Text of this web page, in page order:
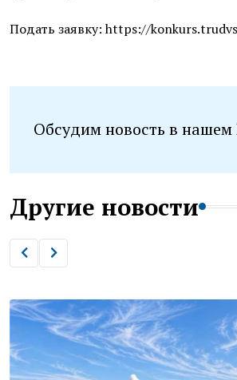
Подать заявку: https://
Обсудим новость в
Другие новости